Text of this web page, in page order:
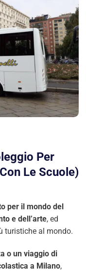
Per
Le Scuole)
per il mondo del
e dell’arte, ed
turistiche al mondo.
o un viaggio di
a Milano,